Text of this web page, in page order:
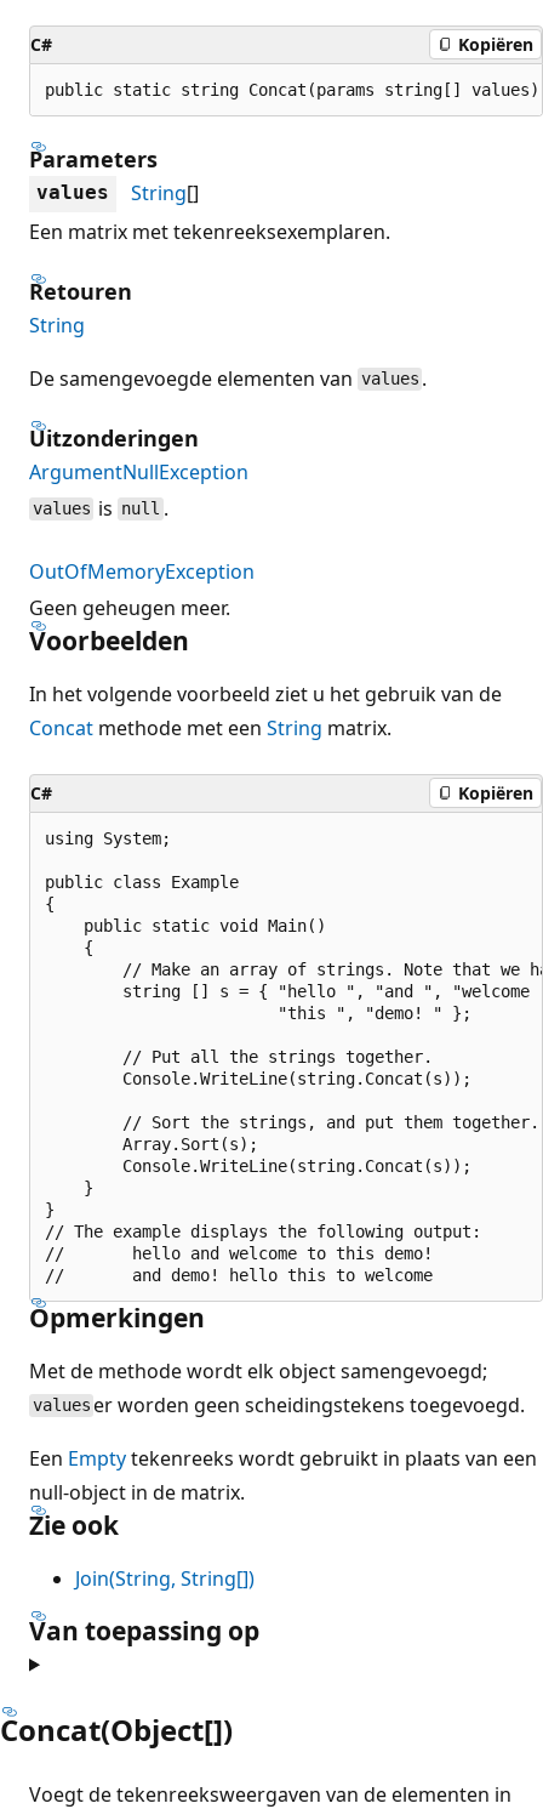
C# Kopiëren
public static string Concat(params string[]
Parameters
values String[]
Een matrix met tekenreeksexemplaren.
Retouren
String
De samengevoegde elementen van values .
Uitzonderingen
ArgumentNullException
values is null .
OutOfMemoryException
Geen geheugen meer.
Voorbeelden
In het volgende voorbeeld ziet u het gebruik van de
Concat methode met een String matrix.
C# Kopiëren
using System;
public class Example
{
    public static void Main()
    {
// Make an array of strings. Note that we
string [] s = { "hello ", "and ", "welcome
                        "this ", "demo! " };
        // Put all the strings together.
        Console.WriteLine(string.Concat(s));
        // Sort the strings, and put them together.
        Array.Sort(s);
        Console.WriteLine(string.Concat(s));
    }
}
// The example displays the following output:
//       hello and welcome to this demo!
Opmerkingen
Met de methode wordt elk object samengevoegd;
values er worden geen scheidingstekens toegevoegd.
Een Emptytekenreeks wordt gebruikt in plaats van een
null-object in de matrix.
Zie ook
Join(String, String[])
Van toepassing op
Concat(Object[])
Voegt de tekenreeksweergaven van de elementen in